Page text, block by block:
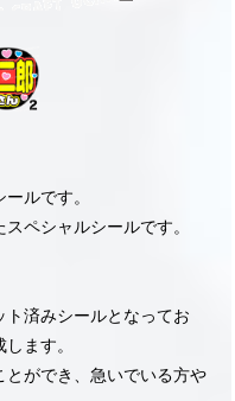
ールです。
ペシャルシールです。
済みシールとなってお
ます。
とができ、急いでいる方や